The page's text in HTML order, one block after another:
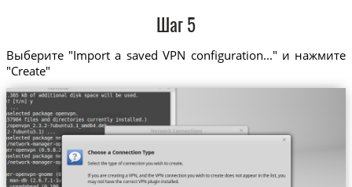
Шаг 5
Выберите "Import a saved VPN configuration..." и нажмите
"Create"